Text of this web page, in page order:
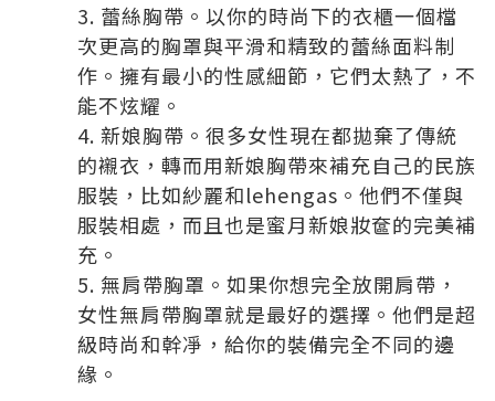
蕾絲胸帶。以你的時尚下的衣櫃一個檔
次更高的胸罩與平滑和精致的蕾絲面料制
作。擁有最小的性感細節，它們太熱了，不
能不炫耀。
新娘胸帶。很多女性現在都拋棄了傳統
的襯衣，轉而用新娘胸帶來補充自己的民族
服裝，比如紗麗和lehengas。他們不僅與
服裝相處，而且也是蜜月新娘妝奩的完美補
充。
無肩帶胸罩。如果你想完全放開肩帶，
女性無肩帶胸罩就是最好的選擇。他們是超
級時尚和幹凈，給你的裝備完全不同的邊
緣。